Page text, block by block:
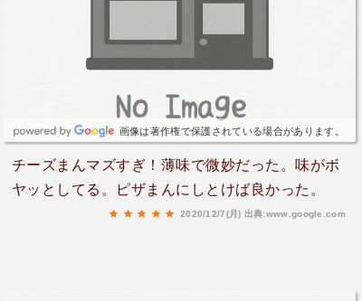
画像は著作権で保護されている場合があります。
チーズまんマズすぎ！薄味で微妙だった。味がボ
ヤッとしてる。ピザまんにしとけば良かった。
2020/12/7(月) 出典:www.google.com